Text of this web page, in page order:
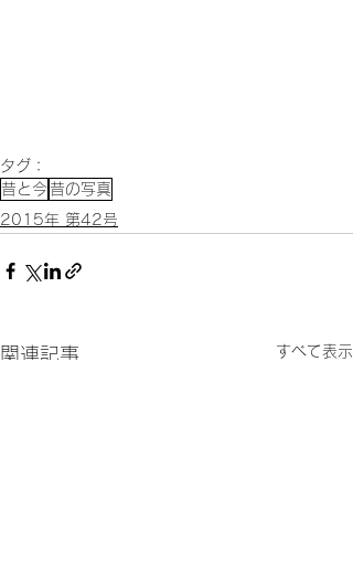
タグ：
昔と今 昔の写真
2015年 第42号
関連記事 すべて表示